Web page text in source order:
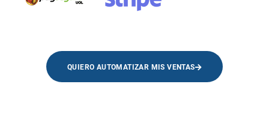
QUIERO AUTOMATIZAR MIS VENTAS